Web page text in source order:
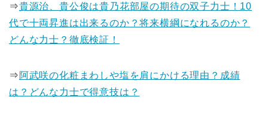
⇒貴源治、貴公俊は貴乃花部屋の期待の双子力士！10
代で十両昇進は出来るのか？将来横綱になれるのか？
どんな力士？徹底検証！
⇒ 阿武咲の化粧まわしや塩を肩にかける理由？成績
は？どんな力士で得意技は？